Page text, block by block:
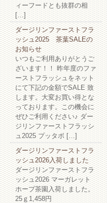
ィーフードとも抜群の相
[…]
ダージリンファーストフラ
ッシュ2025 茶葉SALEの
お知らせ
いつもご利用ありがとうご
ざいます！！ 昨年度のファ
ーストフラッシュをネット
にて下記の金額でSALE 致
します。大変お買い得とな
っております。この機会に
ぜひご利用ください♪ ダー
ジリンファーストフラッシ
ュ2025 プッタボ […]
ダージリンファーストフラ
ッシュ2026入荷しました
ダージリンファーストフラ
ッシュ2026 マーガレット
ホープ茶園入荷しました。
25ｇ1,458円